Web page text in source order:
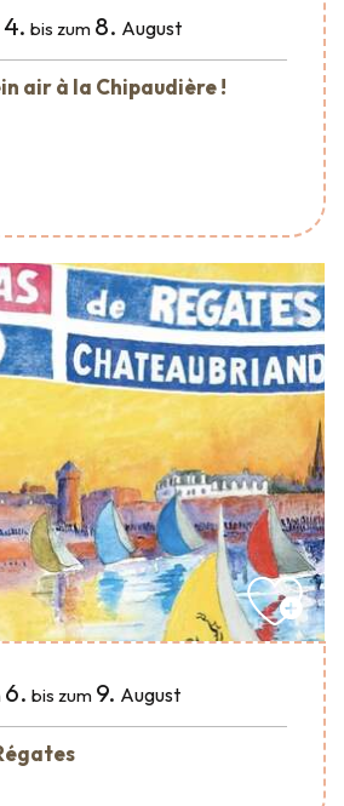
4. bis zum 8. August
air à la Chipaudière !
6. bis zum 9. August